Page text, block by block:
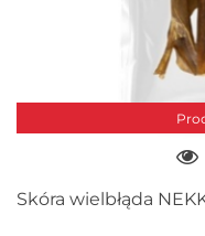
Skóra wielbłąda